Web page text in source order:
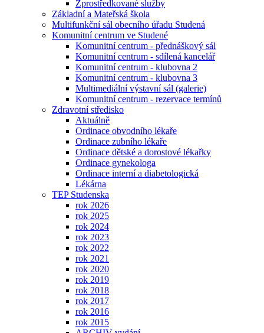
Zprostředkované služby
Základní a Mateřská škola
Multifunkční sál obecního úřadu Studená
Komunitní centrum ve Studené
Komunitní centrum - přednáškový sál
Komunitní centrum - sdílená kancelář
Komunitní centrum - klubovna 2
Komunitní centrum - klubovna 3
Multimediální výstavní sál (galerie)
Komunitní centrum - rezervace termínů
Zdravotní středisko
Aktuálně
Ordinace obvodního lékaře
Ordinace zubního lékaře
Ordinace dětské a dorostové lékařky
Ordinace gynekologa
Ordinace interní a diabetologická
Lékárna
TEP Studenska
rok 2026
rok 2025
rok 2024
rok 2023
rok 2022
rok 2021
rok 2020
rok 2019
rok 2018
rok 2017
rok 2016
rok 2015